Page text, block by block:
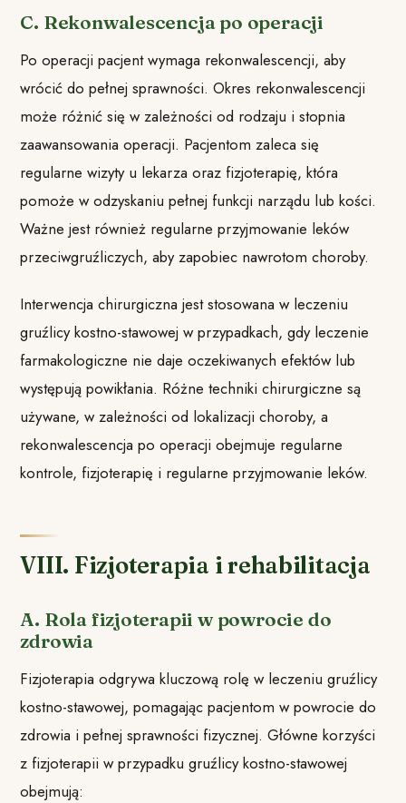
C. Rekonwalescencja po operacji
Po operacji pacjent wymaga rekonwalescencji, aby
wrócić do pełnej sprawności. Okres rekonwalescencji
może różnić się w zależności od rodzaju i stopnia
zaawansowania operacji. Pacjentom zaleca się
regularne wizyty u lekarza oraz fizjoterapię, która
pomoże w odzyskaniu pełnej funkcji narządu lub kości.
Ważne jest również regularne przyjmowanie leków
przeciwgruźliczych, aby zapobiec nawrotom choroby.
Interwencja chirurgiczna jest stosowana w leczeniu
gruźlicy kostno-stawowej w przypadkach, gdy leczenie
farmakologiczne nie daje oczekiwanych efektów lub
występują powikłania. Różne techniki chirurgiczne są
używane, w zależności od lokalizacji choroby, a
rekonwalescencja po operacji obejmuje regularne
kontrole, fizjoterapię i regularne przyjmowanie leków.
VIII. Fizjoterapia i rehabilitacja
A. Rola fizjoterapii w powrocie do
zdrowia
Fizjoterapia odgrywa kluczową rolę w leczeniu gruźlicy
kostno-stawowej, pomagając pacjentom w powrocie do
zdrowia i pełnej sprawności fizycznej. Główne korzyści
z fizjoterapii w przypadku gruźlicy kostno-stawowej
obejmują: